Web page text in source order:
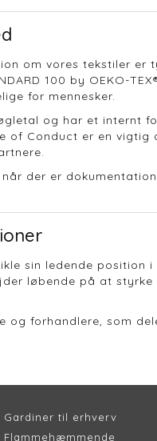
om vores tekstiler
100 by OEKO-
for mennesker.
og har et internt
of Conduct er en
der er
sin ledende
løbende på at
og forhandlere, som
Gardiner til erhverv
Flammehæmmende